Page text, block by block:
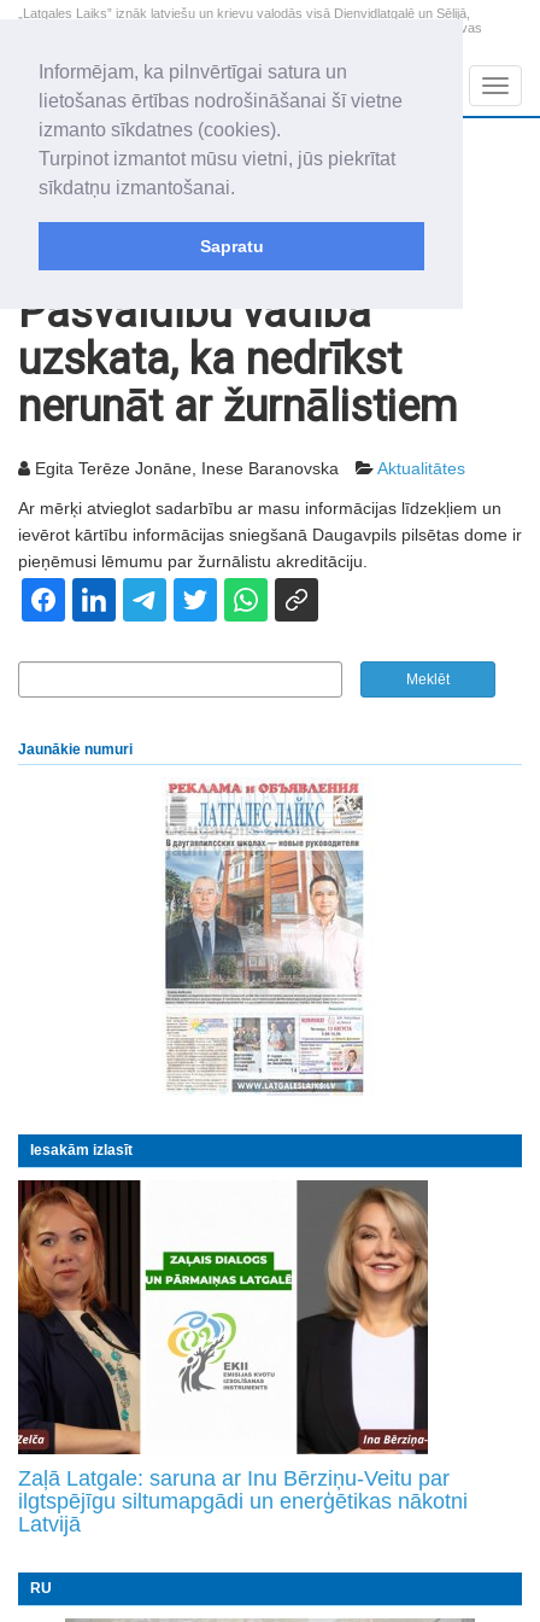
Informējam, ka pilnvērtīgai satura un
lietošanas ērtības nodrošināšanai šī vietne
izmanto sīkdatnes (cookies).
Turpinot izmantot mūsu vietni, jūs piekrītat
sīkdatņu izmantošanai.
Sapratu
„Latgales Laiks” iznāk latviešu un krievu valodās visā Dienvidlatgalē un Sēlijā,
„Latgales Laiks” latviešu valodā aptver Daugavpils valstspilsētu, Augšdaugavas
2026. gada 7. augusts
Piektdiena
Alfrēds, Fredis, Madars
+19.9
Pašvaldību vadība
uzskata, ka nedrīkst
nerunāt ar žurnālistiem
Egita Terēze Jonāne, Inese Baranovska Aktualitātes
Ar mērķi atvieglot sadarbību ar masu informācijas līdzekļiem un
ievērot kārtību informācijas sniegšanā Daugavpils pilsētas dome ir
pieņēmusi lēmumu par žurnālistu akreditāciju.
Jaunākie numuri
Iesakām izlasīt
Zaļā Latgale: saruna ar Inu Bērziņu-Veitu par
ilgtspējīgu siltumapgādi un enerģētikas nākotni
Latvijā
RU